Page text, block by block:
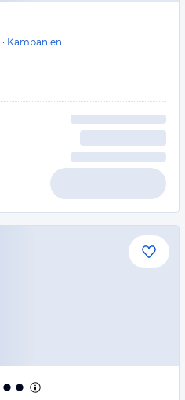
· Kampanien